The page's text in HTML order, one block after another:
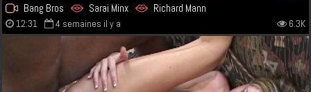
Bang Bros Sarai Minx Richard Mann
12:31 4 semaines il y a 6.3K